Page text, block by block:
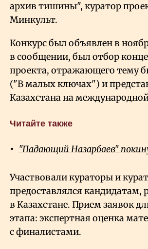
архив тишины", куратор
Минкульт.
Конкурс был объявлен в
в сообщении, был отбор
проекта, отражающего тему
("В малых ключах") и
Казахстана на
Читайте также
"Падающий Назарбаев"
Участвовали кураторы и
предоставлялся
в Казахстане. Прием заявок
этапа: экспертная оценка
с финалистами.